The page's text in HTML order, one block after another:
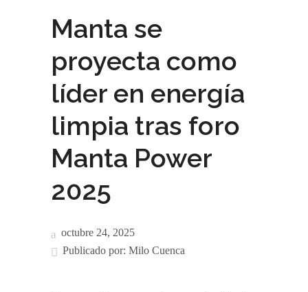
Manta se
proyecta como
líder en energía
limpia tras foro
Manta Power
2025
octubre 24, 2025
Publicado por: Milo Cuenca